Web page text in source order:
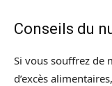
Conseils du
Si vous souffrez de
d’excès